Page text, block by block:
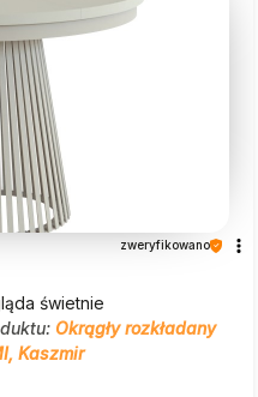
zweryfikowano
świetnie
Okrągły rozkładany
Kaszmir